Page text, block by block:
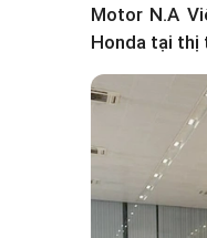
Motor N.A
Honda tại